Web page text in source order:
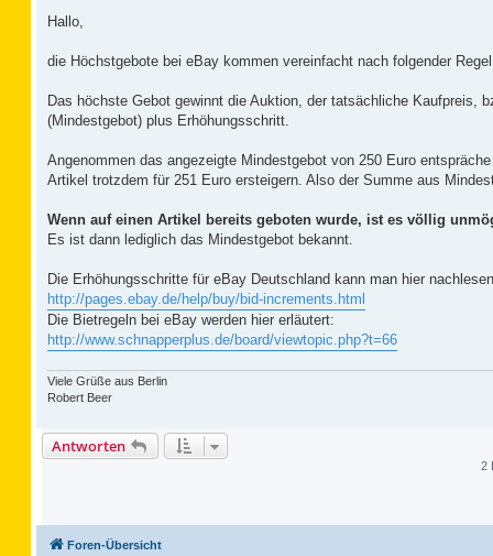
i
a
Hallo,
die Höchstgebote bei eBay kommen vereinfacht nach folgender
Das höchste Gebot gewinnt die Auktion, der tatsächliche Kaufpreis,
(Mindestgebot) plus Erhöhungsschritt.
Angenommen das angezeigte Mindestgebot von 250 Euro
Artikel trotzdem für 251 Euro ersteigern. Also der Summe aus
Wenn auf einen Artikel bereits geboten wurde, ist es völlig
Es ist dann lediglich das Mindestgebot bekannt.
Die Erhöhungsschritte für eBay Deutschland kann man hier
http://pages.ebay.de/help/buy/bid-increments.html
Die Bietregeln bei eBay werden hier erläutert:
http://www.schnapperplus.de/board/viewtopic.php?t=66
Viele Grüße aus Berlin
Robert Beer
Antworten
2
Foren-Übersicht